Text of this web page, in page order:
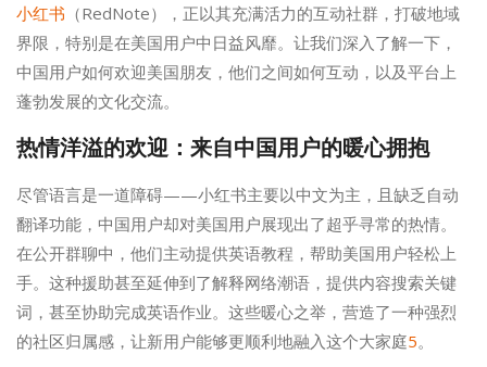
小红书 （RedNote），正以其充满活力的互动社群，打破地域
界限，特别是在美国用户中日益风靡。让我们深入了解一下，
中国用户如何欢迎美国朋友，他们之间如何互动，以及平台上
蓬勃发展的文化交流。
热情洋溢的欢迎：来自中国用户的暖心拥抱
尽管语言是一道障碍——小红书主要以中文为主，且缺乏自动
翻译功能，中国用户却对美国用户展现出了超乎寻常的热情。
在公开群聊中，他们主动提供英语教程，帮助美国用户轻松上
手。这种援助甚至延伸到了解释网络潮语，提供内容搜索关键
词，甚至协助完成英语作业。这些暖心之举，营造了一种强烈
的社区归属感，让新用户能够更顺利地融入这个大家庭5。